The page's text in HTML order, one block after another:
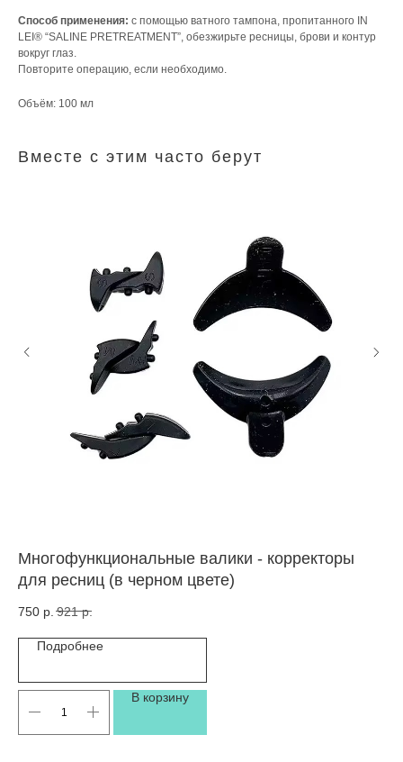
Способ применения: с помощью ватного тампона, пропитанного IN
LEI® “SALINE PRETREATMENT”, обезжирьте ресницы, брови и контур
вокруг глаз.
Повторите операцию, если необходимо.
Объём: 100 мл
Вместе с этим часто берут
Многофункциональные валики - корректоры
для ресниц (в черном цвете)
750 р. 921 р.
Подробнее
В корзину